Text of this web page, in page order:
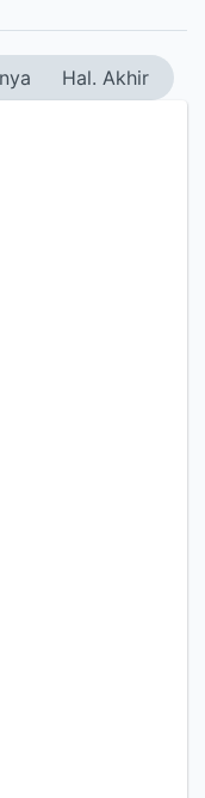
Hal. Akhir